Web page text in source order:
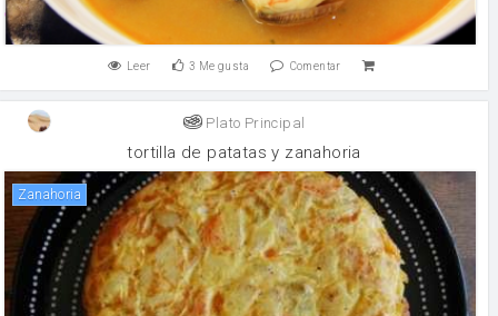
Leer 3 Me gusta Comentar
Plato Principal
tortilla de patatas y zanahoria
zanahoria